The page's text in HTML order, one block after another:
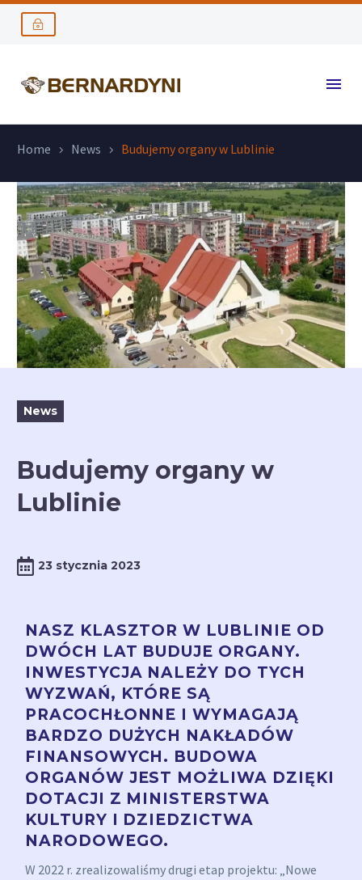
Home News Budujemy organy w Lublinie
News
Budujemy organy w
Lublinie
23 stycznia 2023
NASZ KLASZTOR W LUBLINIE OD
DWÓCH LAT BUDUJE ORGANY.
INWESTYCJA NALEŻY DO TYCH
WYZWAŃ, KTÓRE SĄ
PRACOCHŁONNE I WYMAGAJĄ
BARDZO DUŻYCH NAKŁADÓW
FINANSOWYCH. BUDOWA
ORGANÓW JEST MOŻLIWA DZIĘKI
DOTACJI Z MINISTERSTWA
KULTURY I DZIEDZICTWA
NARODOWEGO.
W 2022 r. zrealizowaliśmy drugi etap projektu: „Nowe